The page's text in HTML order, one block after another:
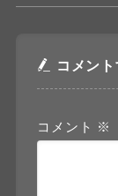
コメン
コメント ※